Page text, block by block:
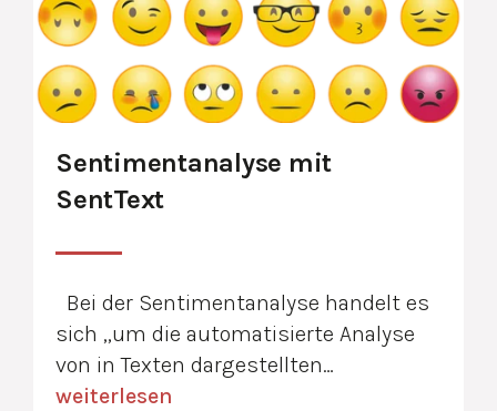
Sentimentanalyse mit
SentText
Bei der Sentimentanalyse handelt es
sich „um die automatisierte Analyse
von in Texten dargestellten…
weiterlesen